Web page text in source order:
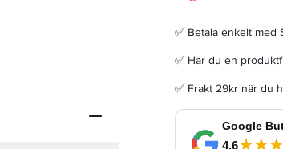
Nioxin Anti-Hairloss Treatment 70 Ml
721,65 kr
✅ Betala enkelt med
✅ Har du en
✅ Frakt 29kr när du